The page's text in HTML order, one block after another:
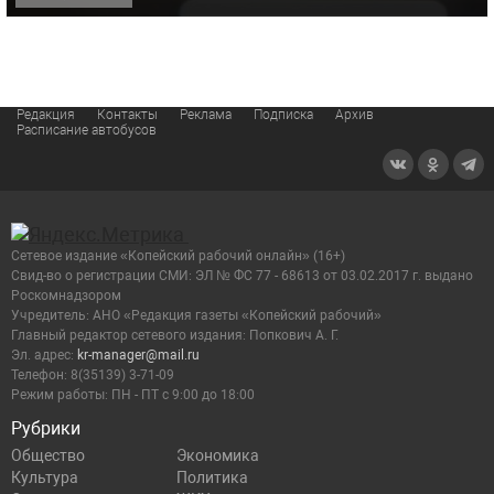
Редакция Контакты Реклама Подписка
Архив
Расписание автобусов
Рубрики
Общество
Экономика
Культура
Политика
Сетевое издание «Копейский рабочий онлайн» (16+)
Cвид-во о регистрации СМИ: ЭЛ № ФС 77 - 68613 от 03.02.2017 г. выдано
Роскомнадзором
Учредитель: АНО «Редакция газеты «Копейский рабочий»
Главный редактор сетевого издания: Попкович А. Г.
Эл. адрес: kr-manager@mail.ru
Телефон: 8(35139) 3-71-09
Режим работы: ПН - ПТ с 9:00 до 18:00